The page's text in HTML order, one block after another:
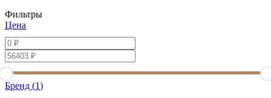
Фильтры
Цена
Бренд (1)